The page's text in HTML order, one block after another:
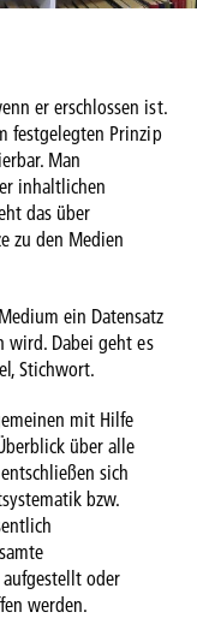
er erschlossen ist.
festgelegten Prinzip
Man
inhaltlichen
das über
zu den Medien
ein Datensatz
wird. Dabei geht es
Stichwort.
mit Hilfe
über alle
sich
bzw.
oder
werden.